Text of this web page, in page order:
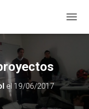
el 19/06/2017